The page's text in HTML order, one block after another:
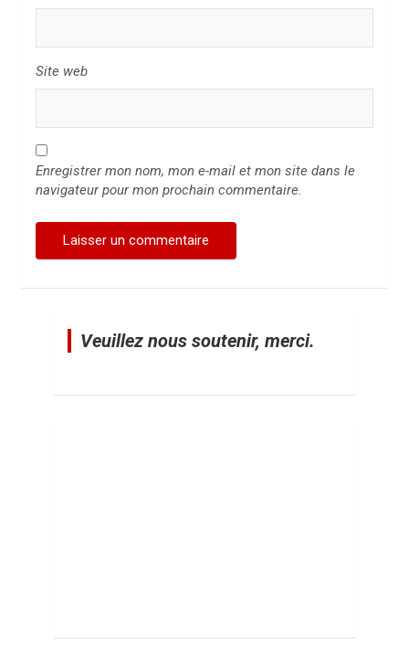
Site web
Enregistrer mon nom, mon e-mail et mon site dans le
navigateur pour mon prochain commentaire.
Veuillez nous soutenir, merci.